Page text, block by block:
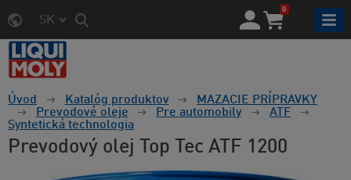
SK
0
Úvod Katalóg produktov
MAZACIE PRÍPRAVKY
Prevodové oleje
Pre automobily
ATF
Syntetická technologia
Prevodový olej Top Tec ATF 1200